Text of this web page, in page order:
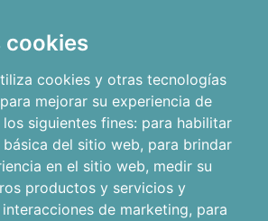
cookies
cookies y otras tecnologías
mejorar su experiencia de
siguientes fines: para habilitar
del sitio web, para brindar
en el sitio web, medir su
productos y servicios y
de marketing, para